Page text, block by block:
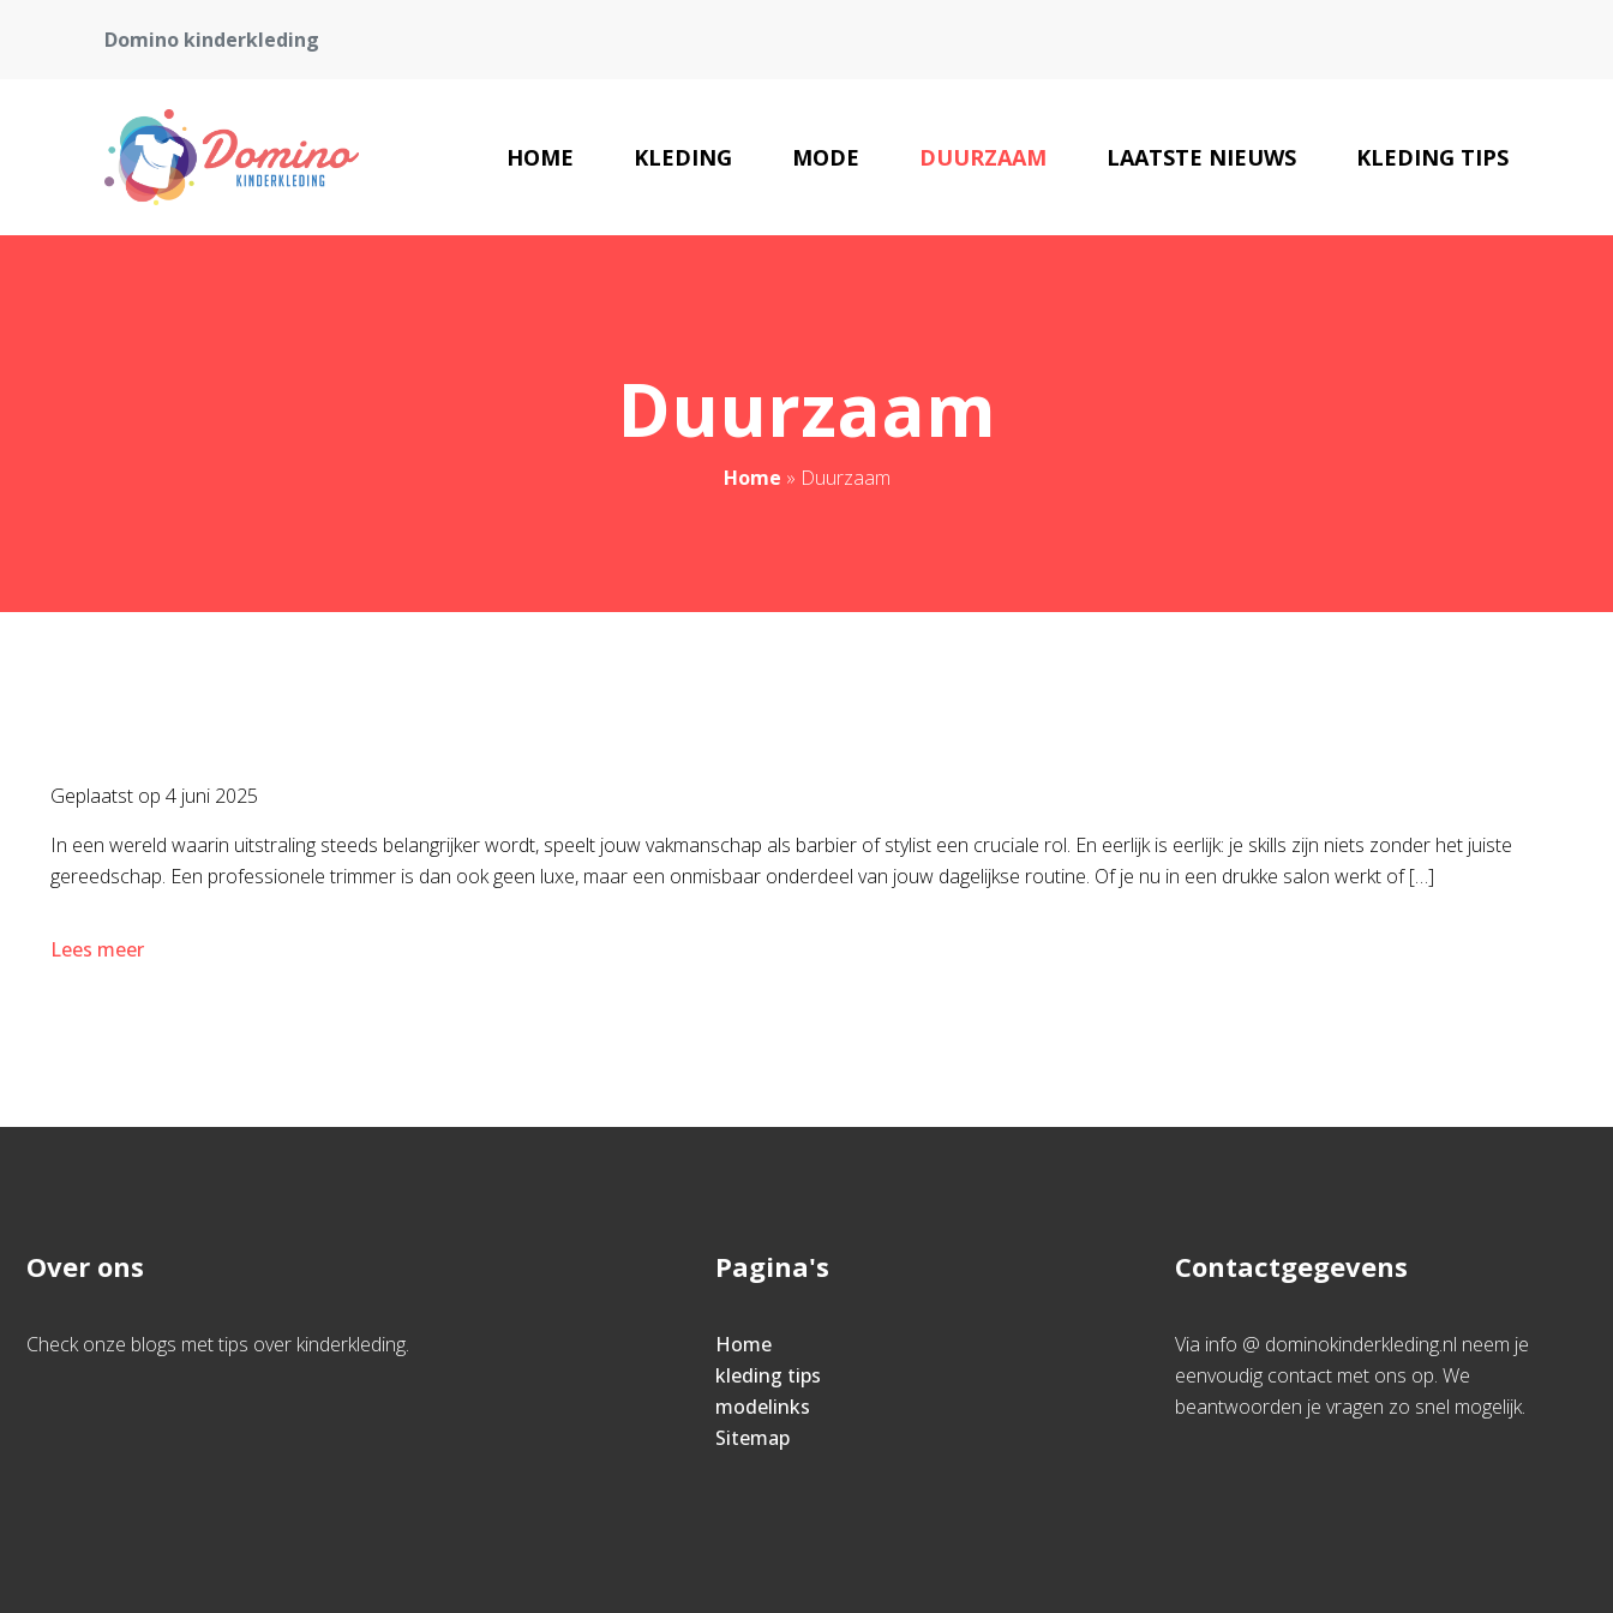
Domino kinderkleding
HOME KLEDING MODE DUURZAAM LAATSTE NIEUWS KLEDING TIPS
Duurzaam
Home » Duurzaam
Geplaatst op 4 juni 2025
In een wereld waarin uitstraling steeds belangrijker wordt, speelt jouw vakmanschap als barbier of stylist een cruciale rol. En eerlijk is eerlijk: je skills zijn niets zonder het juiste
gereedschap. Een professionele trimmer is dan ook geen luxe, maar een onmisbaar onderdeel van jouw dagelijkse routine. Of je nu in een drukke salon werkt of […]
Lees meer
Over ons
Check onze blogs met tips over kinderkleding.
Pagina's
Home
kleding tips
modelinks
Sitemap
Contactgegevens
Via info @ dominokinderkleding.nl neem je
eenvoudig contact met ons op. We
beantwoorden je vragen zo snel mogelijk.